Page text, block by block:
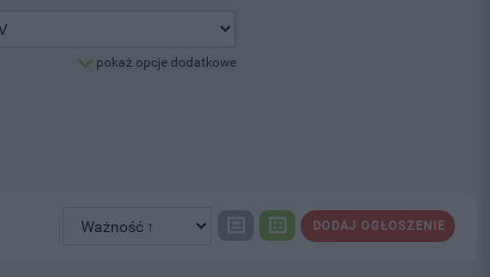
pokaż opcje dodatkowe
DODAJ OGŁOSZENIE